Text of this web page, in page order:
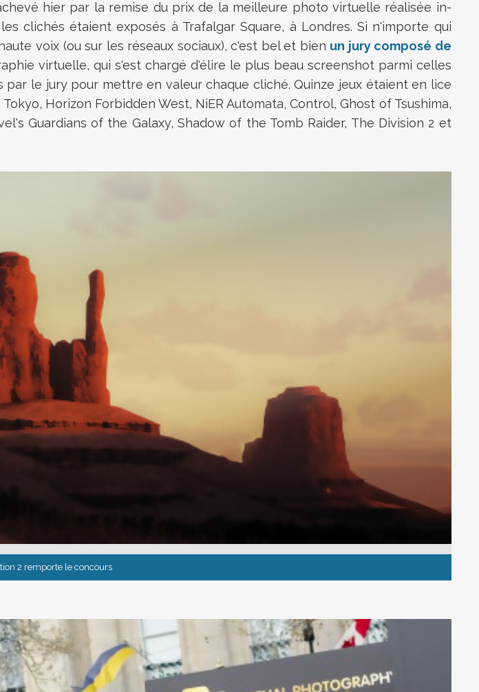
hier par la remise du prix de la meilleure photo virtuelle réalisée in-
clichés étaient exposés à Trafalgar Square, à Londres. Si n'importe qui
voix (ou sur les réseaux sociaux), c'est bel et bien un jury composé de
virtuelle, qui s'est chargé d'élire le plus beau screenshot parmi celles
le jury pour mettre en valeur chaque cliché. Quinze jeux étaient en lice
Horizon Forbidden West, NiER Automata, Control, Ghost of Tsushima,
Guardians of the Galaxy, Shadow of the Tomb Raider, The Division 2 et
2 remporte le concours